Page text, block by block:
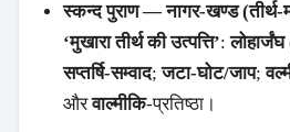
स्कन्द पुराण — नागर-खण्ड (तीर्थ-
‘मुखारा तीर्थ की उत्पत्ति’:लोहार्जंघ
सप्तर्षि-सम्वाद;जटा-घोट/जाप;
औरवाल्मीकि-प्रतिष्ठा।